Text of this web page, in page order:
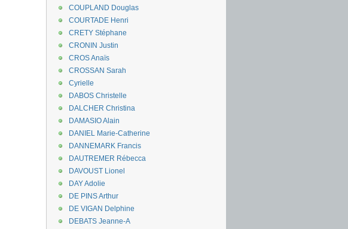
COUPLAND Douglas
COURTADE Henri
CRETY Stéphane
CRONIN Justin
CROS Anaïs
CROSSAN Sarah
Cyrielle
DABOS Christelle
DALCHER Christina
DAMASIO Alain
DANIEL Marie-Catherine
DANNEMARK Francis
DAUTREMER Rébecca
DAVOUST Lionel
DAY Adolie
DE PINS Arthur
DE VIGAN Delphine
DEBATS Jeanne-A